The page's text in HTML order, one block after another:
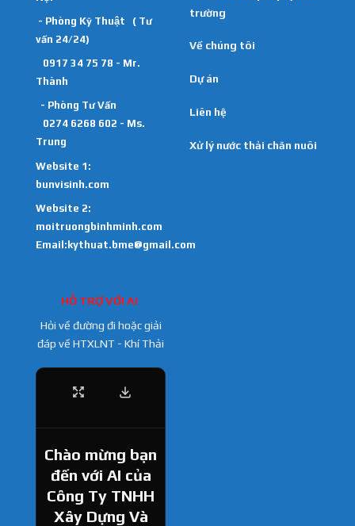
- Phòng Kỹ Thuật ( Tư
vấn 24/24)
0917 34 75 78 - Mr.
Thành
- Phòng Tư Vấn
0274 6268 602 - Ms.
Trung
Website 1:
bunvisinh.com
Website 2:
moitruongbinhminh.com
Email:kythuat.bme@gmail.com
trường
Về chúng tôi
Dự án
Liên hệ
Xử lý nước thải chăn nuôi
HỖ TRỢ VỚI AI
Hỏi về đường đi hoặc giải
đáp về HTXLNT - Khí Thải
Chào mừng bạn
đến với AI của
Công Ty TNHH
Xây Dựng Và